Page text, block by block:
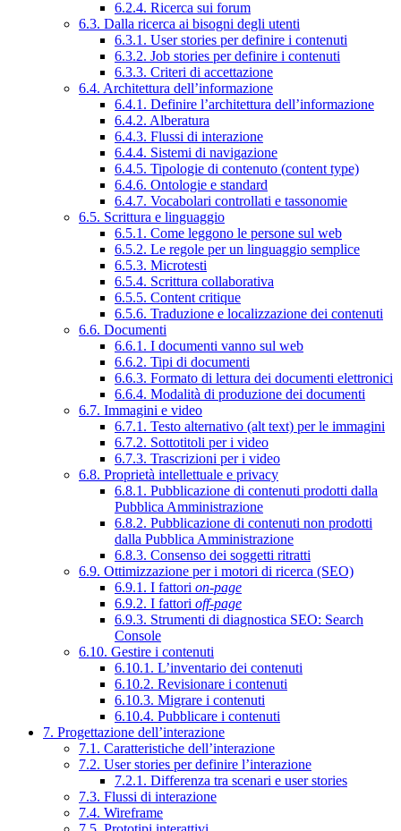
6.2.4. Ricerca sui forum
6.3. Dalla ricerca ai bisogni degli utenti
6.3.1. User stories per definire i contenuti
6.3.2. Job stories per definire i contenuti
6.3.3. Criteri di accettazione
6.4. Architettura dell’informazione
6.4.1. Definire l’architettura dell’informazione
6.4.2. Alberatura
6.4.3. Flussi di interazione
6.4.4. Sistemi di navigazione
6.4.5. Tipologie di contenuto (content type)
6.4.6. Ontologie e standard
6.4.7. Vocabolari controllati e tassonomie
6.5. Scrittura e linguaggio
6.5.1. Come leggono le persone sul web
6.5.2. Le regole per un linguaggio semplice
6.5.3. Microtesti
6.5.4. Scrittura collaborativa
6.5.5. Content critique
6.5.6. Traduzione e localizzazione dei contenuti
6.6. Documenti
6.6.1. I documenti vanno sul web
6.6.2. Tipi di documenti
6.6.3. Formato di lettura dei documenti elettronici
6.6.4. Modalità di produzione dei documenti
6.7. Immagini e video
6.7.1. Testo alternativo (alt text) per le immagini
6.7.2. Sottotitoli per i video
6.7.3. Trascrizioni per i video
6.8. Proprietà intellettuale e privacy
6.8.1. Pubblicazione di contenuti prodotti dalla
Pubblica Amministrazione
6.8.2. Pubblicazione di contenuti non prodotti
dalla Pubblica Amministrazione
6.8.3. Consenso dei soggetti ritratti
6.9. Ottimizzazione per i motori di ricerca (SEO)
6.9.1. I fattori on-page
6.9.2. I fattori off-page
6.9.3. Strumenti di diagnostica SEO: Search
Console
6.10. Gestire i contenuti
6.10.1. L’inventario dei contenuti
6.10.2. Revisionare i contenuti
6.10.3. Migrare i contenuti
6.10.4. Pubblicare i contenuti
7. Progettazione dell’interazione
7.1. Caratteristiche dell’interazione
7.2. User stories per definire l’interazione
7.2.1. Differenza tra scenari e user stories
7.3. Flussi di interazione
7.4. Wireframe